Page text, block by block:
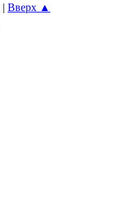
| Вверх ▲